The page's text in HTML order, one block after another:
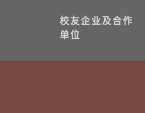
校友企业及合作
单位